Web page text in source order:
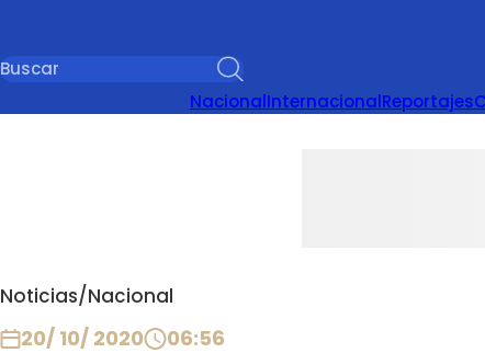
NacionalInternacionalReportajes
Noticias/Nacional
20/ 10/ 2020 06:56